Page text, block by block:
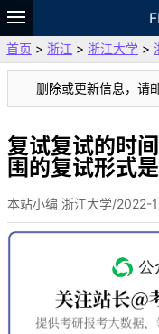
题库
故事 专题
VIP
资料
首页 > 浙江 > 浙江大学 >
删除或更新信息，请
复试复试的时
围的复试形式
本站小编 浙江大学/2022-